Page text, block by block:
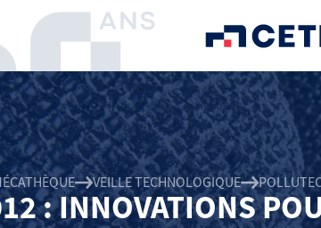
VEILLE TECHNOLOGIQUE
: INNOVATIONS